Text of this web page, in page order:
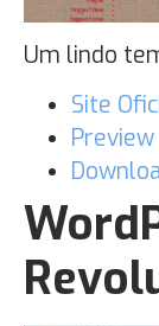
Um lindo
Site